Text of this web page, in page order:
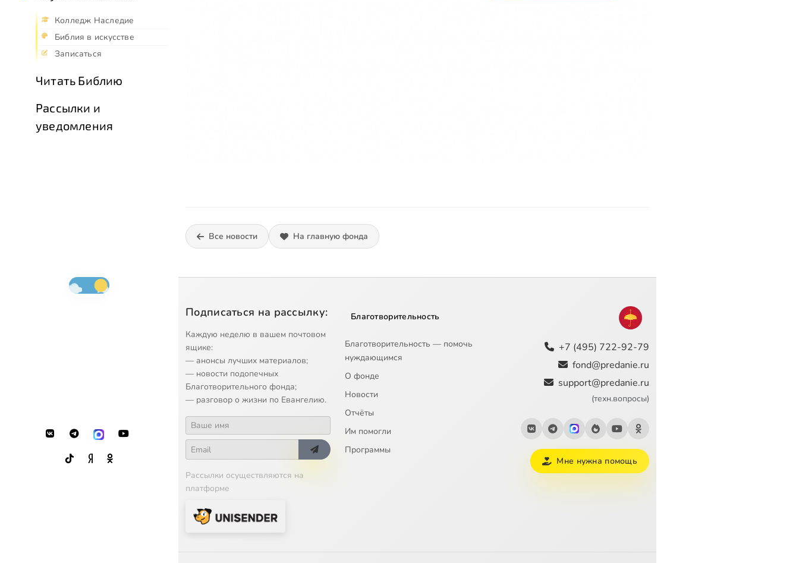
Колледж Наследие
Библия в искусстве
Записаться
Читать Библию
Рассылки и
уведомления
Все новости На главную фонда
Подписаться на рассылку:
Каждую неделю в вашем почтовом
ящике:
— анонсы лучших материалов;
— новости подопечных
Благотворительного фонда;
— разговор о жизни по Евангелию.
Рассылки осуществляются на
платформе
Благотворительность
Благотворительность — помочь
нуждающимся
О фонде
Новости
Отчёты
Им помогли
Программы
+7 (495) 722-92-79
fond@predanie.ru
support@predanie.ru
(техн.вопросы)
Мне нужна помощь